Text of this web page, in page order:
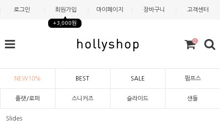
로그인 회원가입
+3,000원
마이페이지 장바구니 고객센터
0
NEW10% BEST SALE 펌프스
플랫/로퍼 스니커즈 슬라이드 샌들
Slides